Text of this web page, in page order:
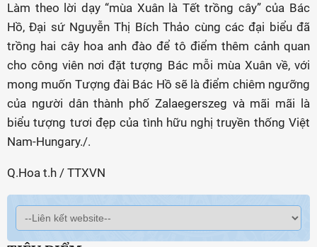
Làm theo lời dạy “mùa Xuân là Tết trồng cây” của Bác
Hồ, Đại sứ Nguyễn Thị Bích Thảo cùng các đại biểu đã
trồng hai cây hoa anh đào để tô điểm thêm cảnh quan
cho công viên nơi đặt tượng Bác mỗi mùa Xuân về, với
mong muốn Tượng đài Bác Hồ sẽ là điểm chiêm ngưỡng
của người dân thành phố Zalaegerszeg và mãi mãi là
biểu tượng tươi đẹp của tình hữu nghị truyền thống Việt
Nam-Hungary./.
Q.Hoa t.h / TTXVN